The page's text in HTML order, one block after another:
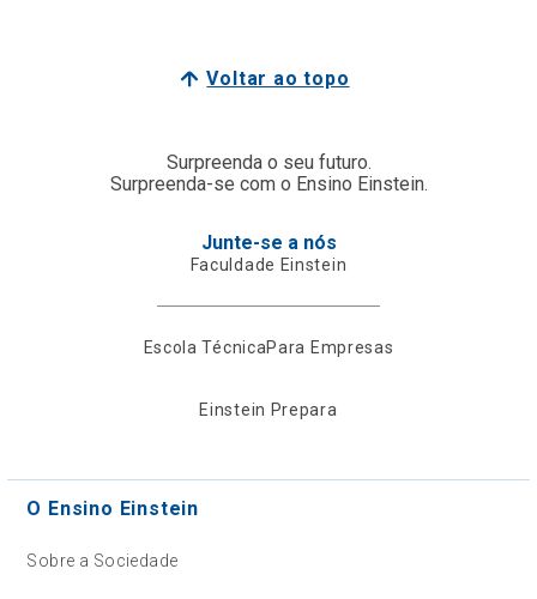
Voltar ao topo
Surpreenda o seu futuro.
Surpreenda-se com o Ensino Einstein.
Junte-se a nós
Faculdade Einstein
Escola TécnicaPara Empresas
Einstein Prepara
O Ensino Einstein
Sobre a Sociedade